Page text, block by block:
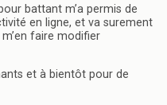
battant m’a permis de
en ligne, et va surement
faire modifier
et à bientôt pour de